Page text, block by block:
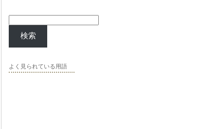
検索
よく見られている用語